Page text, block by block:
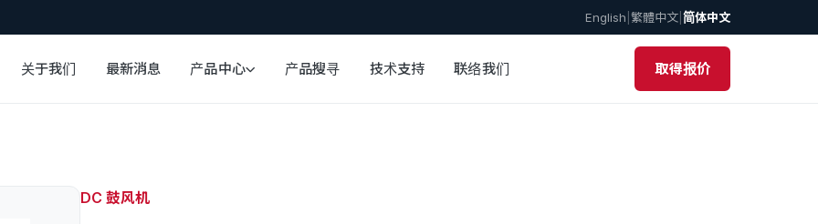
English 繁體中文 简体中文
关于我们 最新消息 产品中心 产品搜寻 技术支持 联络我们 取得报价
DC 鼓风机